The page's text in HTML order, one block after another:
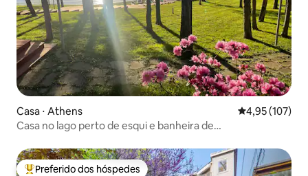
Casa ⋅ Athens 4,95 de uma
4,95 (107)
Casa no lago perto de esqui e banheira de
Preferido dos hóspedes